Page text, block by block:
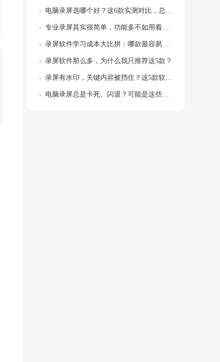
电脑录屏选哪个好？这6款实测对比，总有一...
专业录屏其实很简单，功能多不如用着顺，别...
录屏软件学习成本大比拼：哪款最容易上手？
录屏软件那么多，为什么我只推荐这5款？
录屏有水印，关键内容被挡住？这5款软件让...
电脑录屏总是卡死、闪退？可能是这些原因！...